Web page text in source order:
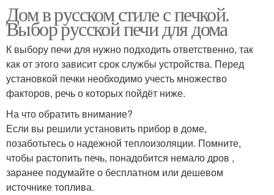
Дом в русском стиле с печкой.
Выбор русской печи для дома
К выбору печи для нужно подходить ответственно, так
как от этого зависит срок службы устройства. Перед
установкой печки необходимо учесть множество
факторов, речь о которых пойдёт ниже.
На что обратить внимание?
Если вы решили установить прибор в доме,
позаботьтесь о надежной теплоизоляции. Помните,
чтобы растопить печь, понадобится немало дров ,
заранее подумайте о бесплатном или дешевом
источнике топлива.